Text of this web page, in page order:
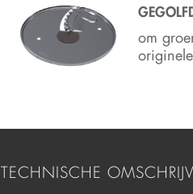
om
TECHNISCHE